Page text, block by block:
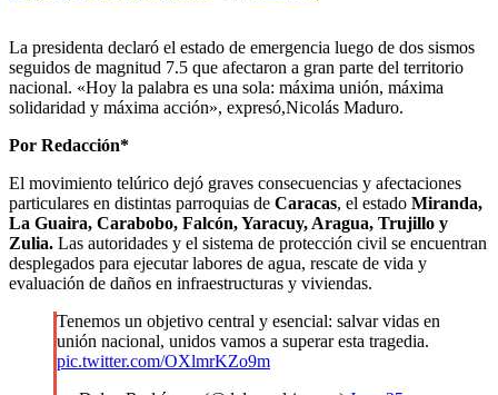
La presidenta declaró el estado de emergencia luego de dos sismos
seguidos de magnitud 7.5 que afectaron a gran parte del territorio
nacional. «Hoy la palabra es una sola: máxima unión, máxima
solidaridad y máxima acción», expresó,Nicolás Maduro.
Por Redacción*
El movimiento telúrico dejó graves consecuencias y afectaciones
particulares en distintas parroquias de Caracas, el estado Miranda,
La Guaira, Carabobo, Falcón, Yaracuy, Aragua, Trujillo y
Zulia. Las autoridades y el sistema de protección civil se encuentran
desplegados para ejecutar labores de agua, rescate de vida y
evaluación de daños en infraestructuras y viviendas.
Tenemos un objetivo central y esencial: salvar vidas en
unión nacional, unidos vamos a superar esta tragedia.
pic.twitter.com/OXlmrKZo9m